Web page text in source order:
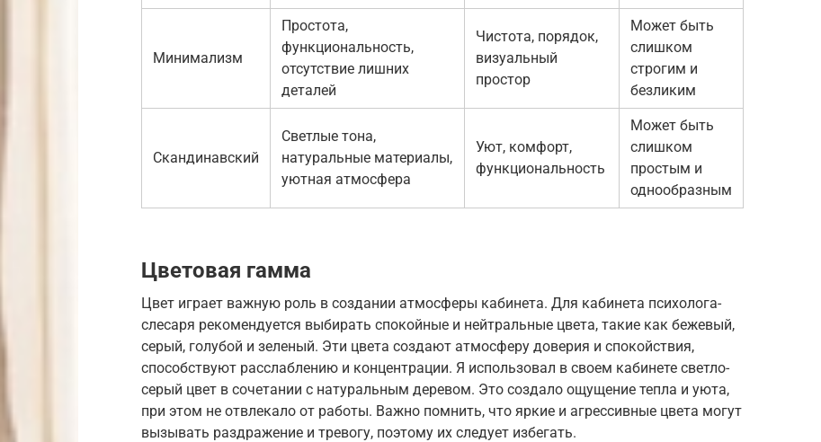
Минимализм
Простота,
функциональность,
отсутствие лишних
деталей
Чистота, порядок,
визуальный
простор
Может быть
слишком
строгим и
безликим
Скандинавский
Светлые тона,
натуральные материалы,
уютная атмосфера
Уют, комфорт,
функциональность
Может быть
слишком
простым и
однообразным
Цветовая гамма
Цвет играет важную роль в создании атмосферы кабинета. Для кабинета психолога-
слесаря рекомендуется выбирать спокойные и нейтральные цвета, такие как бежевый,
серый, голубой и зеленый. Эти цвета создают атмосферу доверия и спокойствия,
способствуют расслаблению и концентрации. Я использовал в своем кабинете светло-
серый цвет в сочетании с натуральным деревом. Это создало ощущение тепла и уюта,
при этом не отвлекало от работы. Важно помнить, что яркие и агрессивные цвета могут
вызывать раздражение и тревогу, поэтому их следует избегать.